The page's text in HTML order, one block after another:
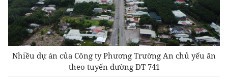
Nhiều dự án của Công ty Phương Trường An chủ yếu ăn
theo tuyến đường DT 741